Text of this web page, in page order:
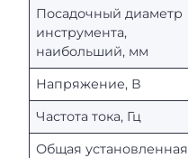
Посадочный диаметр
инструмента,
наибольший, мм
Напряжение, В
Частота тока, Гц
Общая установленная